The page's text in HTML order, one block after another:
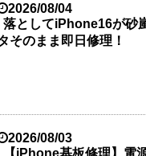
2026/08/04
落としてiPhone16が砂
そのまま即日修理！
2026/08/03
【iPhone基板修理】電